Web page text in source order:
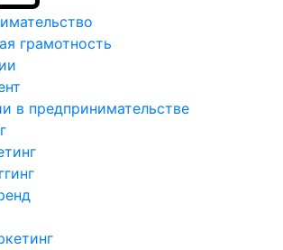
грамотность
в предпринимательстве